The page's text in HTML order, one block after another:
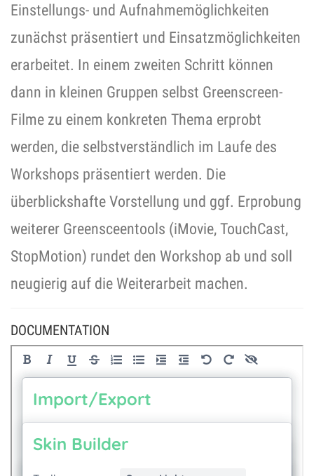
Einstellungs- und Aufnahmemöglichkeiten
zunächst präsentiert und Einsatzmöglichkeiten
erarbeitet. In einem zweiten Schritt können
dann in kleinen Gruppen selbst Greenscreen-
Filme zu einem konkreten Thema erprobt
werden, die selbstverständlich im Laufe des
Workshops präsentiert werden. Die
überblickshafte Vorstellung und ggf. Erprobung
weiterer Greensceentools (iMovie, TouchCast,
StopMotion) rundet den Workshop ab und soll
DOCUMENTATION